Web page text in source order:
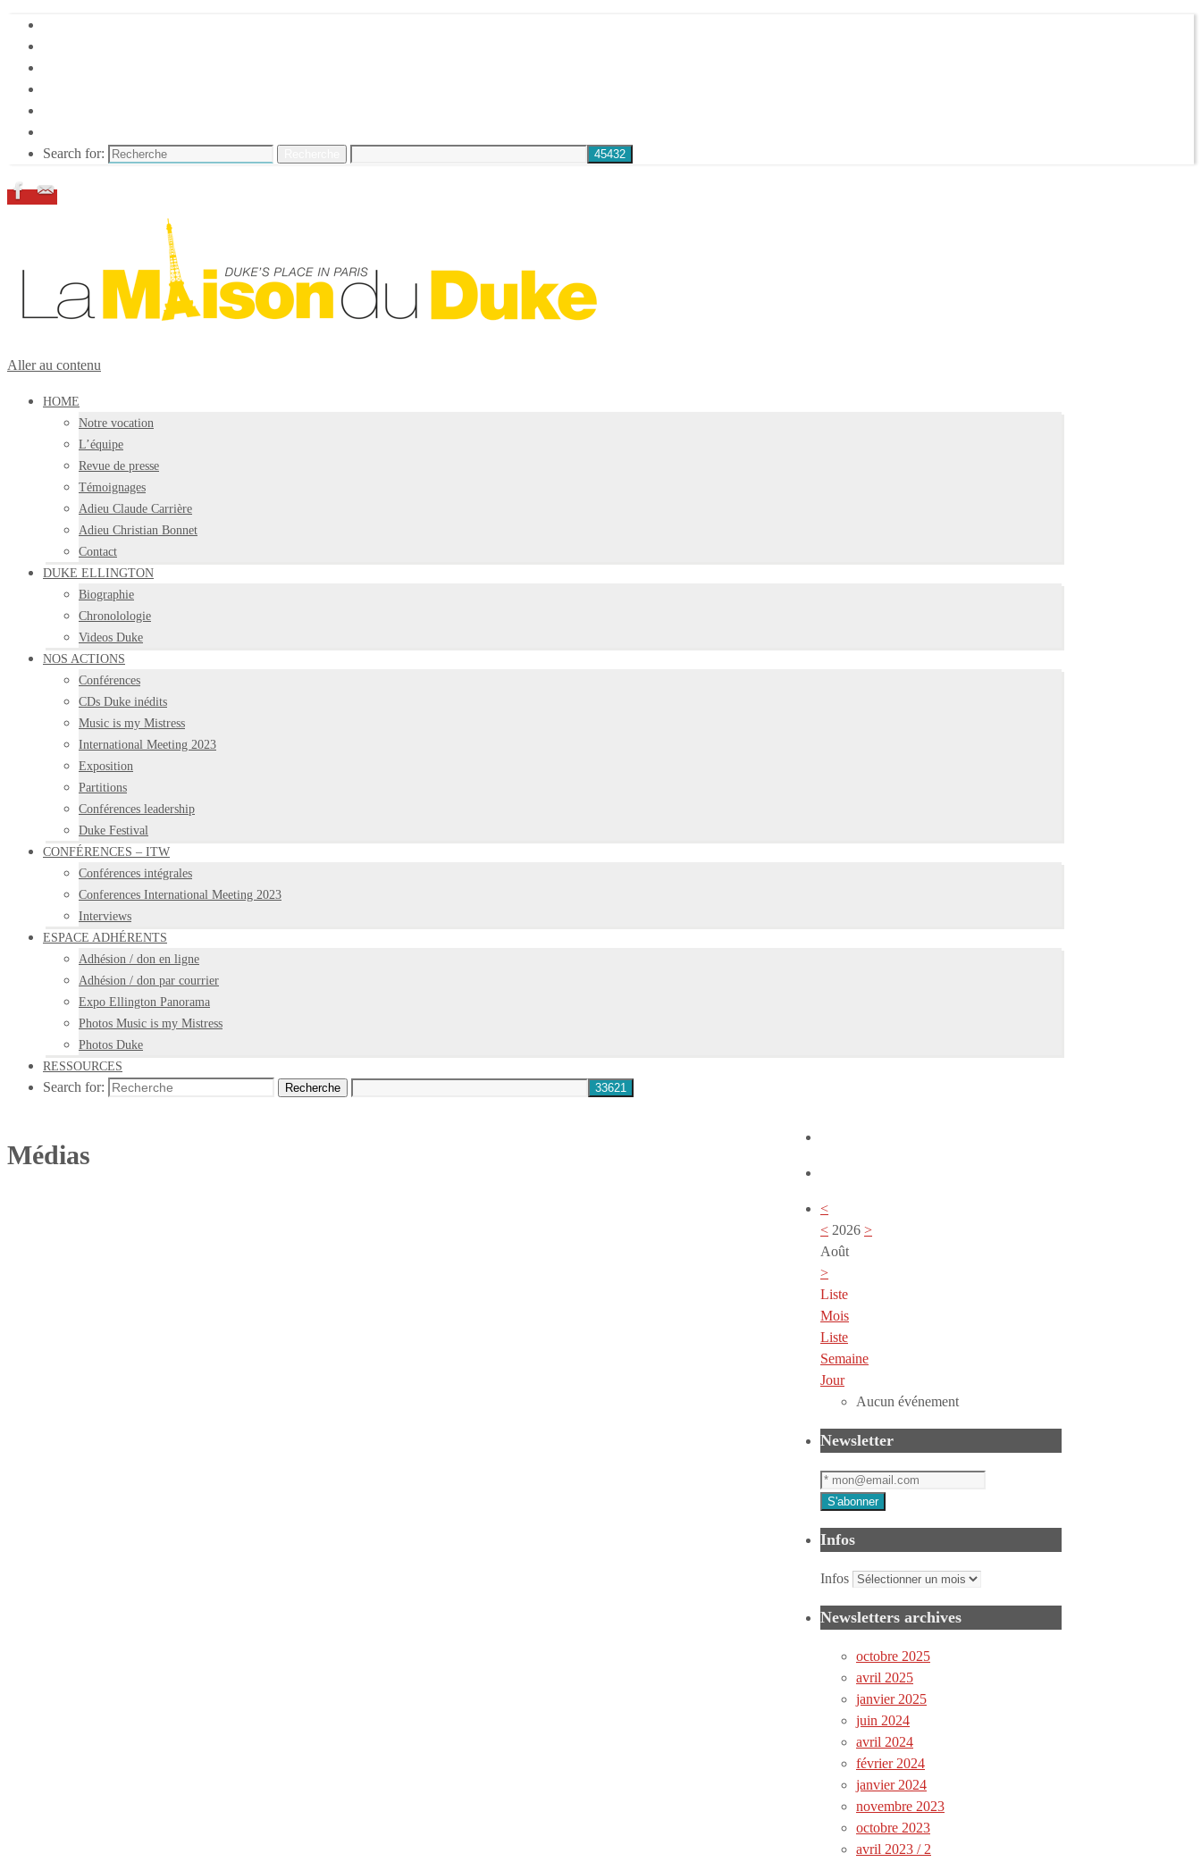
Search for:
Aller au contenu
HOME
Notre vocation
L’équipe
Revue de presse
Témoignages
Adieu Claude Carrière
Adieu Christian Bonnet
Contact
DUKE ELLINGTON
Biographie
Chronolologie
Videos Duke
NOS ACTIONS
Conférences
CDs Duke inédits
Music is my Mistress
International Meeting 2023
Exposition
Partitions
Conférences leadership
Duke Festival
CONFÉRENCES – ITW
Conférences intégrales
Conferences International Meeting 2023
Interviews
ESPACE ADHÉRENTS
Adhésion / don en ligne
Adhésion / don par courrier
Expo Ellington Panorama
Photos Music is my Mistress
Photos Duke
RESSOURCES
Search for: Recherche
Médias
<
< 2026 >
Août
>
Liste
Mois
Liste
Semaine
Jour
Aucun événement
Newsletter
Infos
Infos
Newsletters archives
octobre 2025
avril 2025
janvier 2025
juin 2024
avril 2024
février 2024
janvier 2024
novembre 2023
octobre 2023
avril 2023 / 2